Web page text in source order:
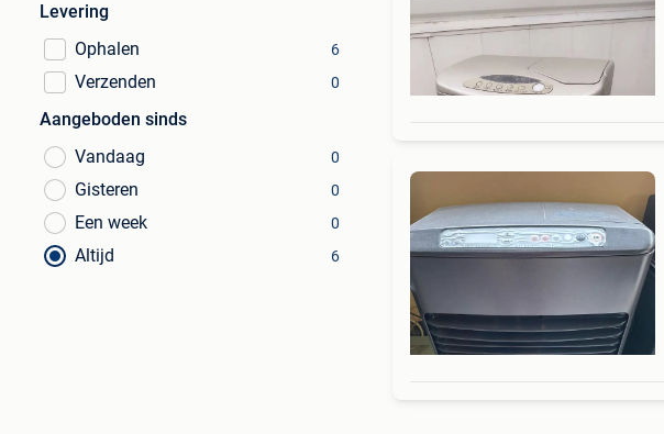
Levering
Ophalen
6
Verzenden 0
Aangeboden sinds
Vandaag
0
Gisteren 0
Een week 0
Altijd 6